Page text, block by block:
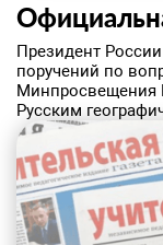
Президент
поручений по
Минпросвещения
Русским